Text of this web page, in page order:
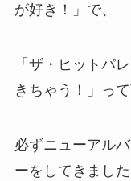
が好き！」で、
「ザ・ヒットパ
きちゃう！」っ
必ずニューアル
ーをしてきまし